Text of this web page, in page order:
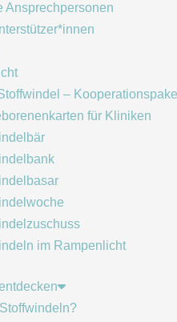
Ansprechpersonen
–
für Kliniken
im Rampenlicht